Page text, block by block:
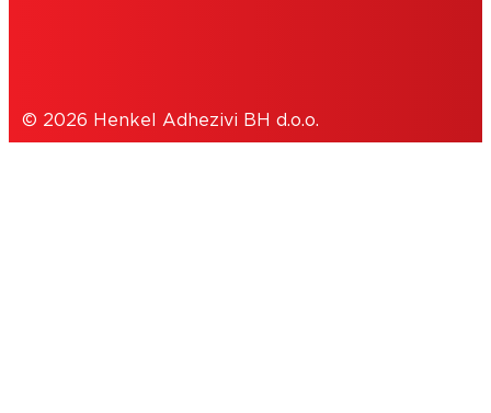
© 2026 Henkel Adhezivi BH d.o.o.